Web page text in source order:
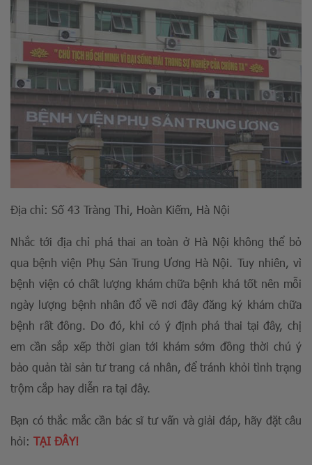
Địa chỉ: Số 43 Tràng Thi, Hoàn Kiếm, Hà Nội
Nhắc tới địa chỉ phá thai an toàn ở Hà Nội không thể bỏ
qua bệnh viện Phụ Sản Trung Ương Hà Nội. Tuy nhiên, vì
bệnh viện có chất lượng khám chữa bệnh khá tốt nên mỗi
ngày lượng bệnh nhân đổ về nơi đây đăng ký khám chữa
bệnh rất đông. Do đó, khi có ý định phá thai tại đây, chị
em cần sắp xếp thời gian tới khám sớm đồng thời chú ý
bảo quản tài sản tư trang cá nhân, để tránh khỏi tình trạng
trộm cắp hay diễn ra tại đây.
Bạn có thắc mắc cần bác sĩ tư vấn và giải đáp, hãy đặt câu
hỏi: TẠI ĐÂY!